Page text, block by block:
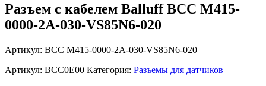
Разъем с кабелем Balluff BCC M415-
0000-2A-030-VS85N6-020
Артикул: BCC M415-0000-2A-030-VS85N6-020
Артикул: BCC0E00 Категория: Разъемы для датчиков